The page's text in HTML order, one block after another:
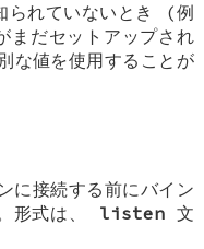
られていないとき (例
まだセットアップされ
な値を使用することが
に接続する前にバイン
形式は、 listen文